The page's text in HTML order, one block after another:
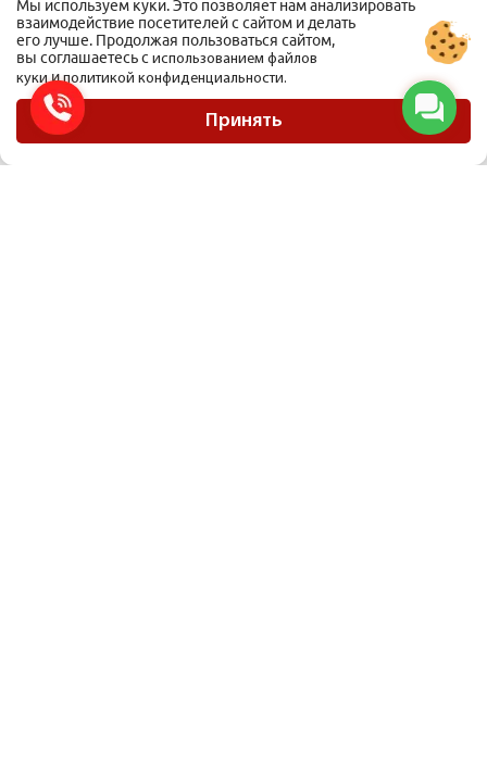
Карта сайта
Политика конфиденциальности
Материалы, размещенные на сайте, не являются публичной офертой
Мы используем куки. Это позволяет нам анализировать
взаимодействие посетителей с сайтом и делать
его лучше. Продолжая пользоваться сайтом,
вы соглашаетесь с использованием файлов
кукииполитикой конфиденциальности.
Принять